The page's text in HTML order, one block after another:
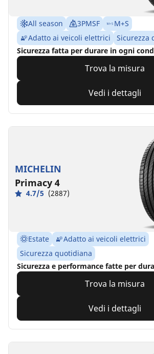
All season 3PMSF
M+S
Adatto ai veicoli elettrici
Sicurezza
Sicurezza fatta per durare in ogni
Trova la misura
Vedi i dettagli
MICHELIN
Primacy 4
4.7/5 (2887)
Estate
Adatto ai veicoli elettrici
Sicurezza quotidiana
Sicurezza e performance fatte per
Trova la misura
Vedi i dettagli